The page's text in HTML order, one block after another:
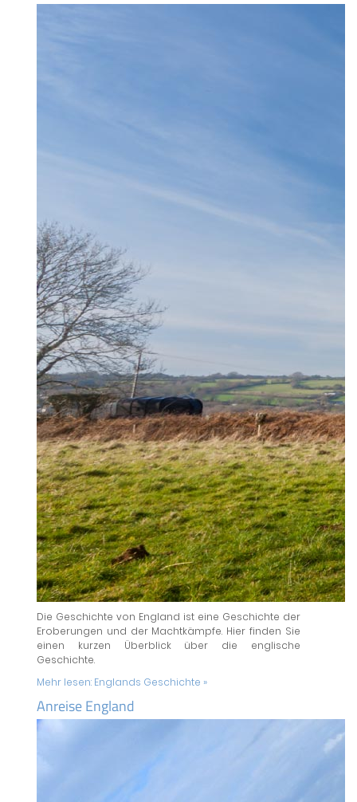
Die Geschichte von England ist eine Geschichte der
Eroberungen und der Machtkämpfe. Hier finden Sie
einen kurzen Überblick über die englische
Geschichte.
Mehr lesen: Englands Geschichte »
Anreise England